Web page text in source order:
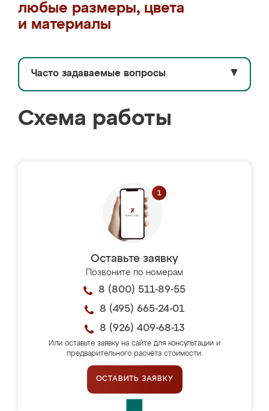
любые размеры, цвета
и материалы
Часто задаваемые вопросы ▼
Схема работы
Оставьте заявку
Позвоните по номерам
8 (800) 511-89-55
8 (495) 665-24-01
8 (926) 409-68-13
Или оставьте заявку на сайте для консультации и
предварительного расчёта стоимости.
ОСТАВИТЬ ЗАЯВКУ